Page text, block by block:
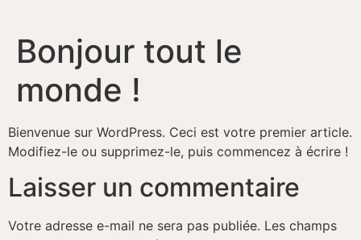
Bonjour tout le
monde !
Bienvenue sur WordPress. Ceci est votre premier article.
Modifiez-le ou supprimez-le, puis commencez à écrire !
Laisser un commentaire
Votre adresse e-mail ne sera pas publiée. Les champs